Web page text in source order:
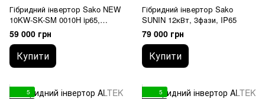
Гібридний інвертор Sako NEW
10KW-SK-SM 0010H ip65,
1фаза
59 000 грн
Купити
Гібридний інвертор Sako
SUNIN 12кВт, 3фази, IP65
79 000 грн
Купити
5
5